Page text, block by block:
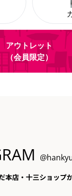
アウトレット
（会員限定）
本店・十三ショップ